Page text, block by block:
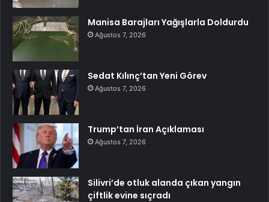
Manisa Barajları Yağışlarla Doldurdu
Ağustos 7, 2026
Sedat Kılınç’tan Yeni Görev
Ağustos 7, 2026
Trump’tan İran Açıklaması
Ağustos 7, 2026
Silivri’de otluk alanda çıkan yangın
çiftlik evine sıçradı